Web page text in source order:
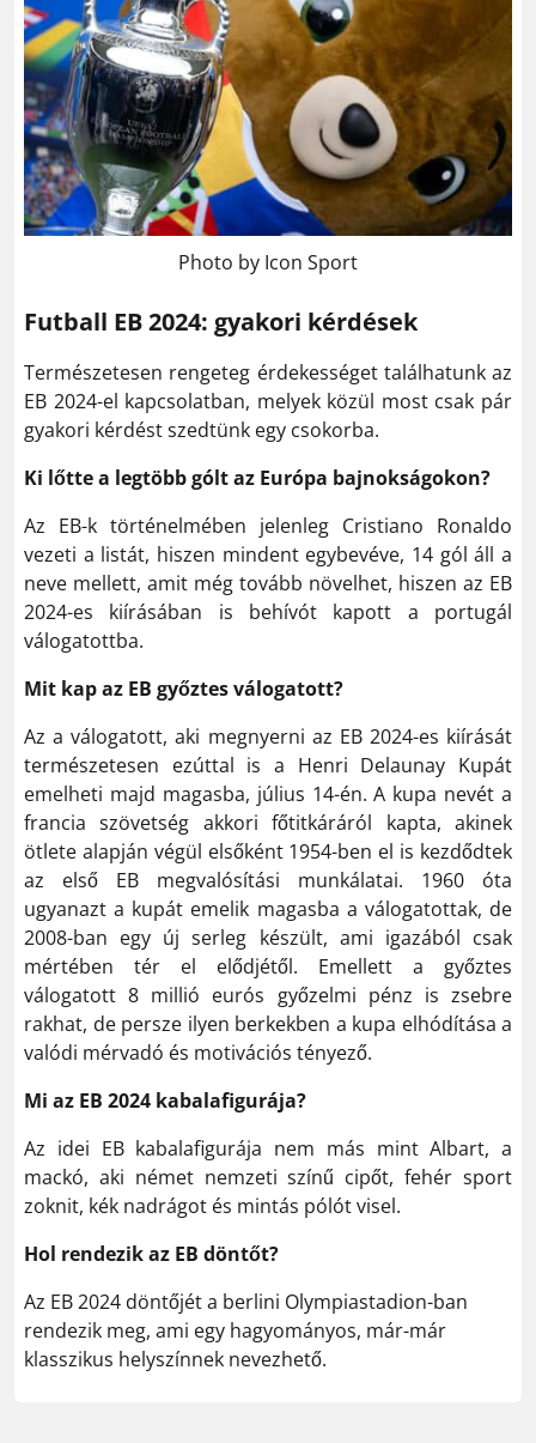
Photo by Icon Sport
Futball EB 2024: gyakori kérdések
Természetesen rengeteg érdekességet találhatunk az
EB 2024-el kapcsolatban, melyek közül most csak pár
gyakori kérdést szedtünk egy csokorba.
Ki lőtte a legtöbb gólt az Európa bajnokságokon?
Az EB-k történelmében jelenleg Cristiano Ronaldo
vezeti a listát, hiszen mindent egybevéve, 14 gól áll a
neve mellett, amit még tovább növelhet, hiszen az EB
2024-es kiírásában is behívót kapott a portugál
válogatottba.
Mit kap az EB győztes válogatott?
Az a válogatott, aki megnyerni az EB 2024-es kiírását
természetesen ezúttal is a Henri Delaunay Kupát
emelheti majd magasba, július 14-én. A kupa nevét a
francia szövetség akkori főtitkáráról kapta, akinek
ötlete alapján végül elsőként 1954-ben el is kezdődtek
az első EB megvalósítási munkálatai. 1960 óta
ugyanazt a kupát emelik magasba a válogatottak, de
2008-ban egy új serleg készült, ami igazából csak
mértében tér el elődjétől. Emellett a győztes
válogatott 8 millió eurós győzelmi pénz is zsebre
rakhat, de persze ilyen berkekben a kupa elhódítása a
valódi mérvadó és motivációs tényező.
Mi az EB 2024 kabalafigurája?
Az idei EB kabalafigurája nem más mint Albart, a
mackó, aki német nemzeti színű cipőt, fehér sport
zoknit, kék nadrágot és mintás pólót visel.
Hol rendezik az EB döntőt?
Az EB 2024 döntőjét a berlini Olympiastadion-ban
rendezik meg, ami egy hagyományos, már-már
klasszikus helyszínnek nevezhető.